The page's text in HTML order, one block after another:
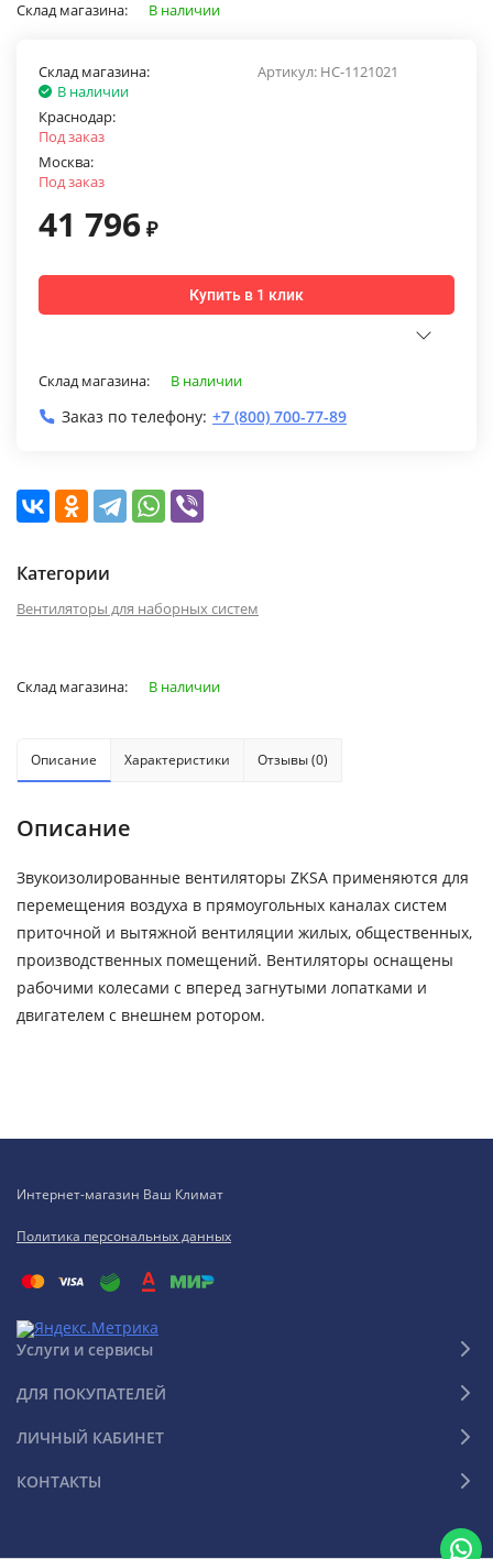
Склад магазина: В наличии
Артикул: НС-1121021
Склад магазина:
В наличии
Краснодар:
Под заказ
Москва:
Под заказ
41 796 ₽
Купить в 1 клик
Склад магазина: В наличии
Заказ по телефону: +7 (800) 700-77-89
Категории
Вентиляторы для наборных систем
Склад магазина: В наличии
Описание Характеристики Отзывы (0)
Описание
Звукоизолированные вентиляторы ZKSA применяются для
перемещения воздуха в прямоугольных каналах систем
приточной и вытяжной вентиляции жилых, общественных,
производственных помещений. Вентиляторы оснащены
рабочими колесами с вперед загнутыми лопатками и
двигателем с внешнем ротором.
Интернет-магазин Ваш Климат
Политика персональных данных
Услуги и сервисы
ДЛЯ ПОКУПАТЕЛЕЙ
ЛИЧНЫЙ КАБИНЕТ
КОНТАКТЫ